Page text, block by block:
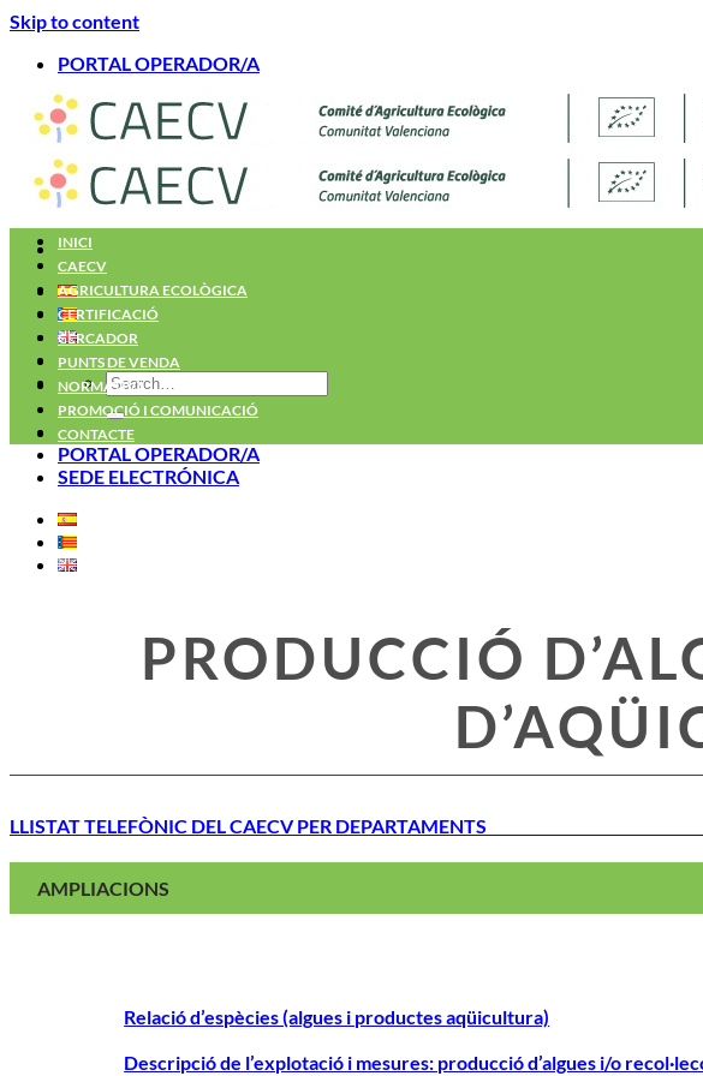
Skip to content
PORTAL OPERADOR/A
PORTAL OPERADOR/A
SEDE ELECTRÓNICA
INICI
CAECV
AGRICULTURA ECOLÒGICA
CERTIFICACIÓ
CERCADOR
PUNTS DE VENDA
NORMATIVA
PROMOCIÓ I COMUNICACIÓ
CONTACTE
PRODUCCIÓ
LLISTAT TELEFÒNIC DEL CAECV PER
AMPLIACIONS
Relació d’espècies (algues i productes aqüicultura)
Descripció de l’explotació i mesures: producció d’algues i/o